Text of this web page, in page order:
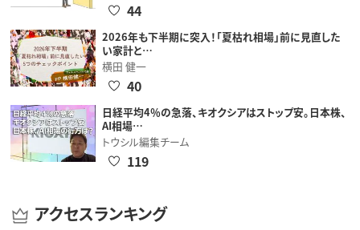
44
2026年も下半期に突入！「夏枯れ相場」前に見直した
い家計と…
横田 健一
40
日経平均4％の急落、キオクシアはストップ安。日本株、
AI相場…
トウシル編集チーム
119
アクセスランキング